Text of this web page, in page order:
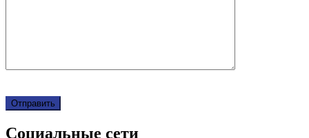
Социальные сети